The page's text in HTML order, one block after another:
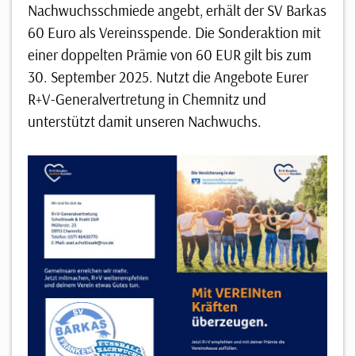
Nachwuchsschmiede angebt, erhält der SV Barkas
60 Euro als Vereinsspende. Die Sonderaktion mit
einer doppelten Prämie von 60 EUR gilt bis zum
30. September 2025. Nutzt die Angebote Eurer
R+V-Generalvertretung in Chemnitz und
unterstützt damit unseren Nachwuchs.